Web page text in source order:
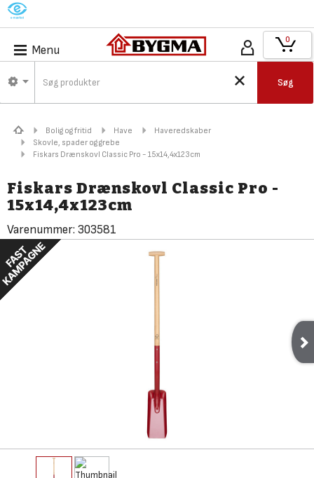
M
Menu
Søg
0
Bolig og fritid Have
Haveredskaber
Skovle, spader og grebe
Fiskars Drænskovl Classic Pro - 15x14,4x123cm
Fiskars Drænskovl Classic Pro -
15x14,4x123cm
Varenummer: 303581